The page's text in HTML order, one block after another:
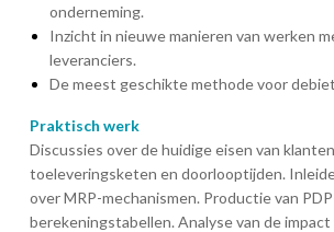
onderneming.
Inzicht in nieuwe manieren van werken
leveranciers.
De meest geschikte methode voor
Praktisch werk
Discussies over de huidige eisen van
toeleveringsketen en doorlooptijden.
over MRP-mechanismen. Productie van
berekeningstabellen. Analyse van de